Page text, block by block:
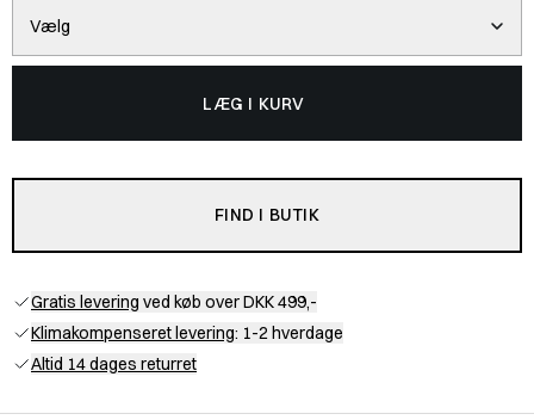
Vælg
LÆG I KURV
FIND I BUTIK
Gratis levering ved køb over DKK 499,-
Klimakompenseret levering: 1-2 hverdage
Altid 14 dages returret